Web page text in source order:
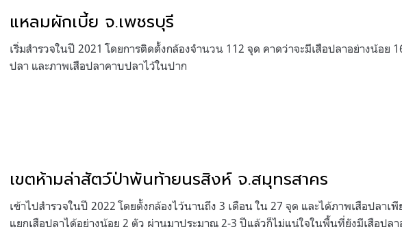
แหลมผักเบี้ย จ.เพชรบุรี
เริ่มสำรวจในปี 2021 โดยการติดตั้งกล้องจำนวน 112 จุด คาดว่าจะมีเสือปลาอย่างน้อย
ปลา และภาพเสือปลาคาบปลาไว้ในปาก
เขตห้ามล่าสัตว์ป่าพันท้ายนรสิงห์ จ.สมุทรสาคร
เข้าไปสำรวจในปี 2022 โดยตั้งกล้องไว้นานถึง 3 เดือน ใน 27 จุด และได้ภาพเสือปลาเ
แยกเสือปลาได้อย่างน้อย 2 ตัว ผ่านมาประมาณ 2-3 ปีแล้วก็ไม่แน่ใจในพื้นที่ยังมีเสือปลา